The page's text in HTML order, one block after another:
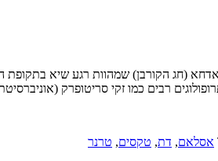
אדחא (חג הקורבן) שמהוות רגע שיא
רבים כמו זקי סריטופרק
אסלאם, דת, טקסים, טרנר